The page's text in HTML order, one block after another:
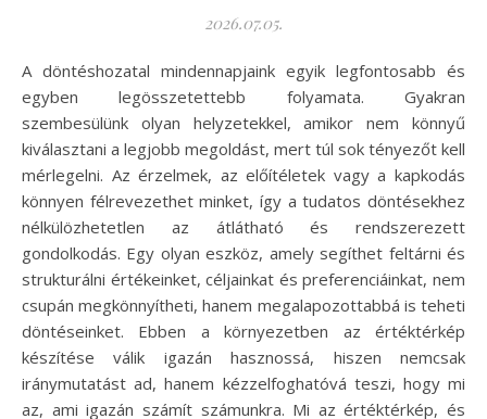
2026.07.05.
A döntéshozatal mindennapjaink egyik legfontosabb és
egyben legösszetettebb folyamata. Gyakran
szembesülünk olyan helyzetekkel, amikor nem könnyű
kiválasztani a legjobb megoldást, mert túl sok tényezőt kell
mérlegelni. Az érzelmek, az előítéletek vagy a kapkodás
könnyen félrevezethet minket, így a tudatos döntésekhez
nélkülözhetetlen az átlátható és rendszerezett
gondolkodás. Egy olyan eszköz, amely segíthet feltárni és
strukturálni értékeinket, céljainkat és preferenciáinkat, nem
csupán megkönnyítheti, hanem megalapozottabbá is teheti
döntéseinket. Ebben a környezetben az értéktérkép
készítése válik igazán hasznossá, hiszen nemcsak
iránymutatást ad, hanem kézzelfoghatóvá teszi, hogy mi
az, ami igazán számít számunkra. Mi az értéktérkép, és